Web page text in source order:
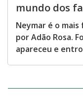
mundo dos
Neymar é o
por Adão Rosa.
apareceu e